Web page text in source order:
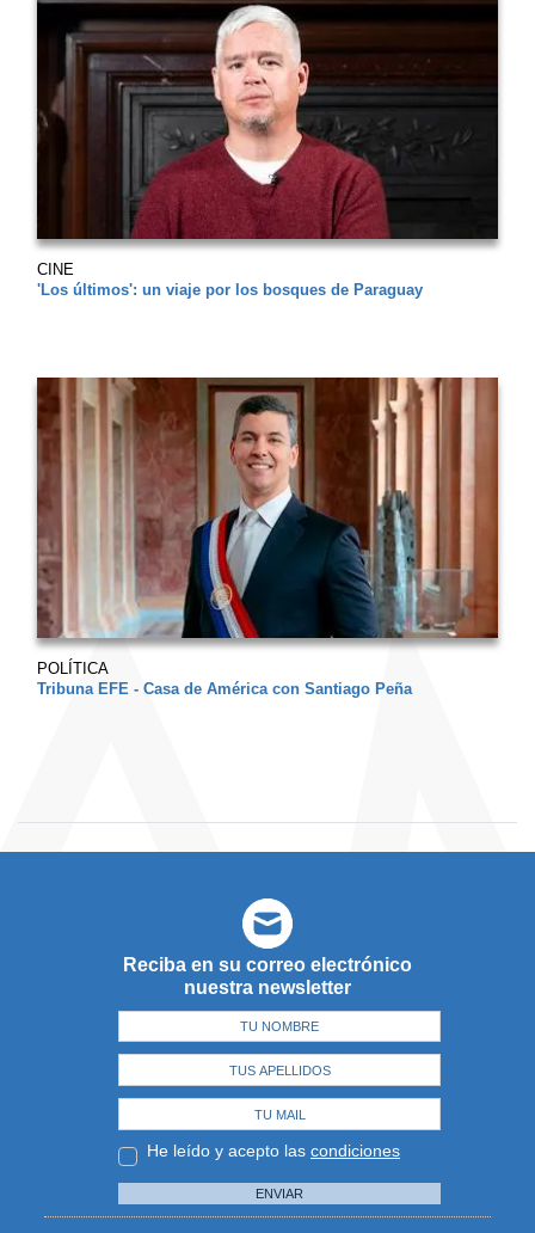
CINE
'Los últimos': un viaje por los bosques de Paraguay
POLÍTICA
Tribuna EFE - Casa de América con Santiago Peña
Reciba en su correo electrónico
nuestra newsletter
He leído y acepto las condiciones
ENVIAR